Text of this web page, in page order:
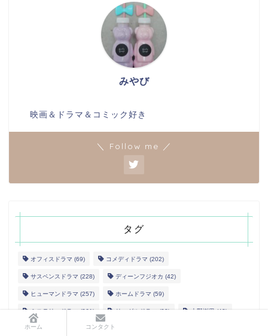
みやび
映画＆ドラマ＆コミック好き
＼ Follow me ／
タグ
オフィスドラマ (69) コメディドラマ (202)
サスペンスドラマ (228) ディーンフジオカ (42)
ヒューマンドラマ (257) ホームドラマ (59)
ミステリードラマ(361) リーガルドラマ(32) 上野樹里(43)
二宮和也 二階堂ふみ
ホーム コンタクト